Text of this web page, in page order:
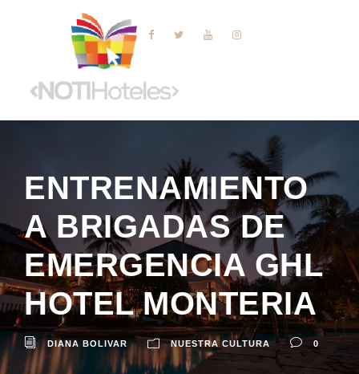
ENTRENAMIENTO
A BRIGADAS DE
EMERGENCIA GHL
HOTEL MONTERIA
DIANA BOLIVAR NUESTRA CULTURA 0